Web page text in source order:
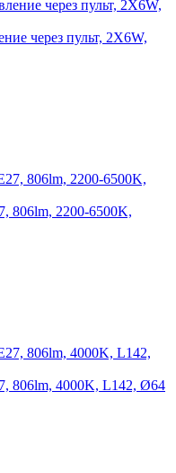
через пульт, 2X6W,
806lm, 2200-6500K,
806lm, 4000K, L142, Ø64